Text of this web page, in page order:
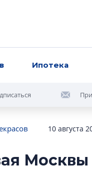
Ипотека
10 августа
Москвы